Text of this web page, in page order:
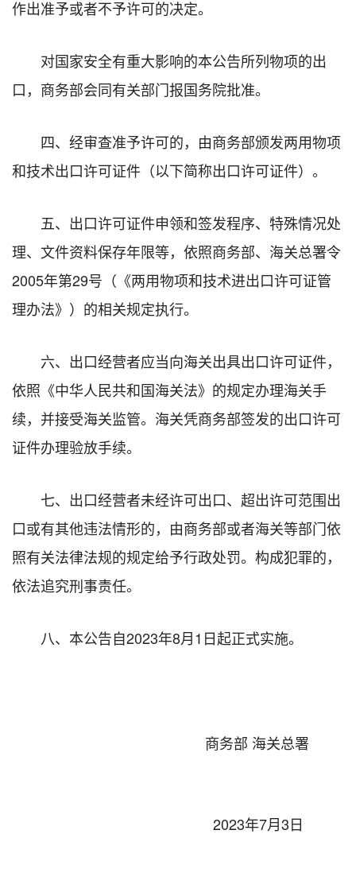
作出准予或者不予许可的决定。
对国家安全有重大影响的本公告所列物项的出
口，商务部会同有关部门报国务院批准。
四、经审查准予许可的，由商务部颁发两用物项
和技术出口许可证件（以下简称出口许可证件）。
五、出口许可证件申领和签发程序、特殊情况处
理、文件资料保存年限等，依照商务部、海关总署令
2005年第29号（《两用物项和技术进出口许可证管
理办法》）的相关规定执行。
六、出口经营者应当向海关出具出口许可证件，
依照《中华人民共和国海关法》的规定办理海关手
续，并接受海关监管。海关凭商务部签发的出口许可
证件办理验放手续。
七、出口经营者未经许可出口、超出许可范围出
口或有其他违法情形的，由商务部或者海关等部门依
照有关法律法规的规定给予行政处罚。构成犯罪的，
依法追究刑事责任。
八、本公告自2023年8月1日起正式实施。
商务部 海关总署
2023年7月3日